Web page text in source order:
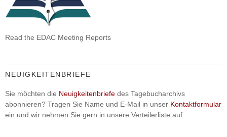
Read the EDAC Meeting Reports
NEUIGKEITENBRIEFE
Sie möchten die Neuigkeitenbriefe des Tagebucharchivs
abonnieren? Tragen Sie Name und E-Mail in unser Kontaktformular
ein und wir nehmen Sie gern in unsere Verteilerliste auf.